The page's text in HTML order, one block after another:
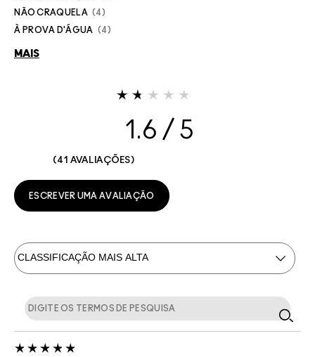
NÃO CRAQUELA 4
À PROVA D'ÁGUA 4
MAIS
1.6
41 AVALIAÇÕES
ESCREVER UMA AVALIAÇÃO